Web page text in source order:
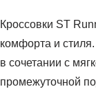
Кроссовки ST
комфорта и
в сочетании с
промежуточной